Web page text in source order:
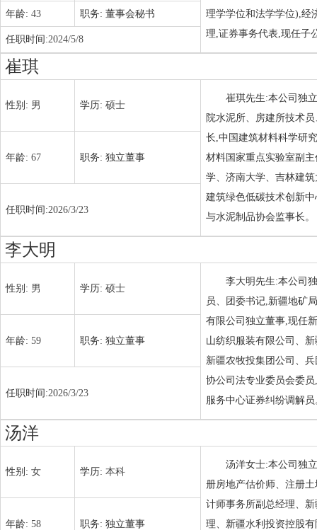
理学学位和法学学位),经
理,证券事务代表,现任子
年龄: 43 职务: 董事会秘书
任职时间:2024/5/8
崔琪
性别: 男 学历: 硕士
崔琪先生:本公司独
院水泥所、房建所技术
长,中国建筑材料科学研
材料国家重点实验室副
学、济南大学、吉林建
建筑绿色低碳技术创新
与水泥制品协会监事长。
年龄: 67 职务: 独立董事
任职时间:2026/3/23
李大明
性别: 男 学历: 硕士
李大明先生:本公司
员、团委书记,新疆地矿
有限公司独立董事,现任
山纺织服装有限公司、
新疆农牧投集团公司、
协公司法专业委员会委
服务中心证券纠纷调解员
年龄: 59 职务: 独立董事
任职时间:2026/3/23
汤洋
性别: 女 学历: 本科
汤洋女士:本公司独
册房地产估价师、注册
计师事务所副总经理、
理、新疆水利投资控股
年龄: 58 职务: 独立董事